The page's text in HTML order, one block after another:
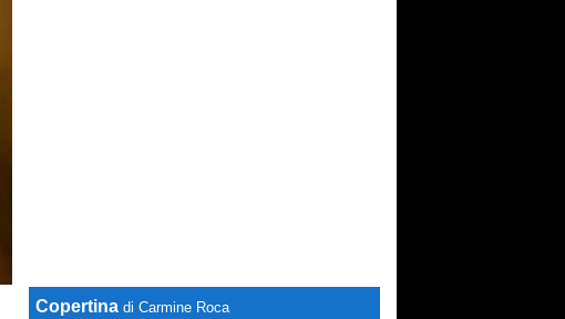
Copertina di Carmine Roca